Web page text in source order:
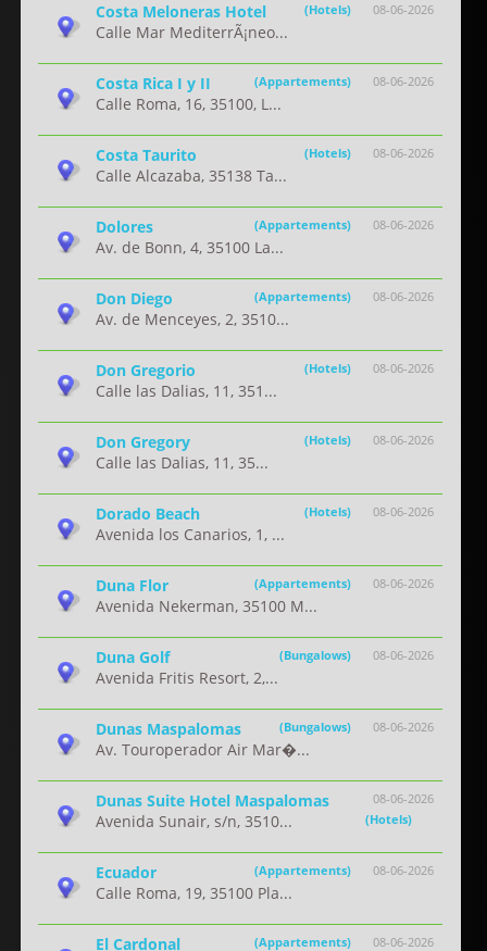
08-06-2026
Costa Meloneras Hotel (Hotels)
Calle Mar MediterrÃ¡neo...
08-06-2026
Costa Rica I y II (Appartements)
Calle Roma, 16, 35100, L...
08-06-2026
Costa Taurito (Hotels)
Calle Alcazaba, 35138 Ta...
08-06-2026
Dolores (Appartements)
Av. de Bonn, 4, 35100 La...
08-06-2026
Don Diego (Appartements)
Av. de Menceyes, 2, 3510...
08-06-2026
Don Gregorio (Hotels)
Calle las Dalias, 11, 351...
08-06-2026
Don Gregory (Hotels)
Calle las Dalias, 11, 35...
08-06-2026
Dorado Beach (Hotels)
Avenida los Canarios, 1, ...
08-06-2026
Duna Flor (Appartements)
Avenida Nekerman, 35100 M...
08-06-2026
Duna Golf (Bungalows)
Avenida Fritis Resort, 2,...
08-06-2026
Dunas Maspalomas (Bungalows)
Av. Touroperador Air Mar�...
08-06-2026
Dunas Suite Hotel Maspalomas
(Hotels)
Avenida Sunair, s/n, 3510...
08-06-2026
Ecuador (Appartements)
Calle Roma, 19, 35100 Pla...
08-06-2026
El Cardonal (Appartements)